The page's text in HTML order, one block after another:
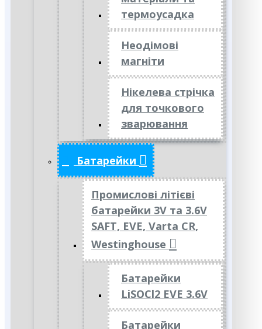
термоусадка
Неодімові
магніти
Нікелева стрічка
для точкового
зварювання
Батарейки
Промислові літієві
батарейки 3V та 3.6V
SAFT, EVE, Varta CR,
Westinghouse
Батарейки
LiSOCl2 EVE 3.6V
Батарейки